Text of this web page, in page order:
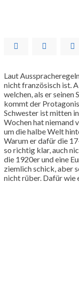
Laut
nicht französisch ist.
welchen, als er
kommt der
Schwester ist mitten
Wochen hat niemand
um die halbe Welt
Warum er dafür die
so richtig klar, auch
die 1920er und eine
ziemlich schick, aber
nicht rüber. Dafür wie